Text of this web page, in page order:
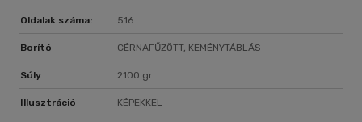
Oldalak száma: 516
Borító CÉRNAFŰZÖTT, KEMÉNYTÁBLÁS
Súly 2100 gr
Illusztráció KÉPEKKEL